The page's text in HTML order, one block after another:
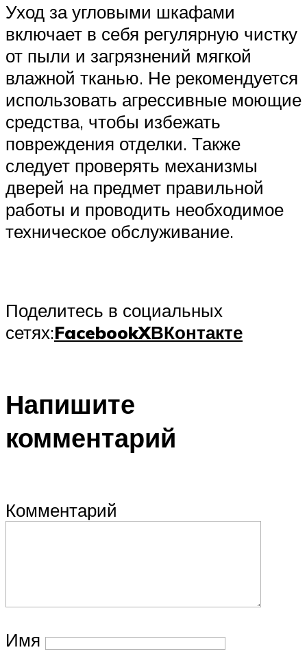
Уход за угловыми шкафами
включает в себя регулярную чистку
от пыли и загрязнений мягкой
влажной тканью. Не рекомендуется
использовать агрессивные моющие
средства, чтобы избежать
повреждения отделки. Также
следует проверять механизмы
дверей на предмет правильной
работы и проводить необходимое
техническое обслуживание.
Поделитесь в социальных
сетях:FacebookXВКонтакте
Напишите
комментарий
Комментарий
Имя